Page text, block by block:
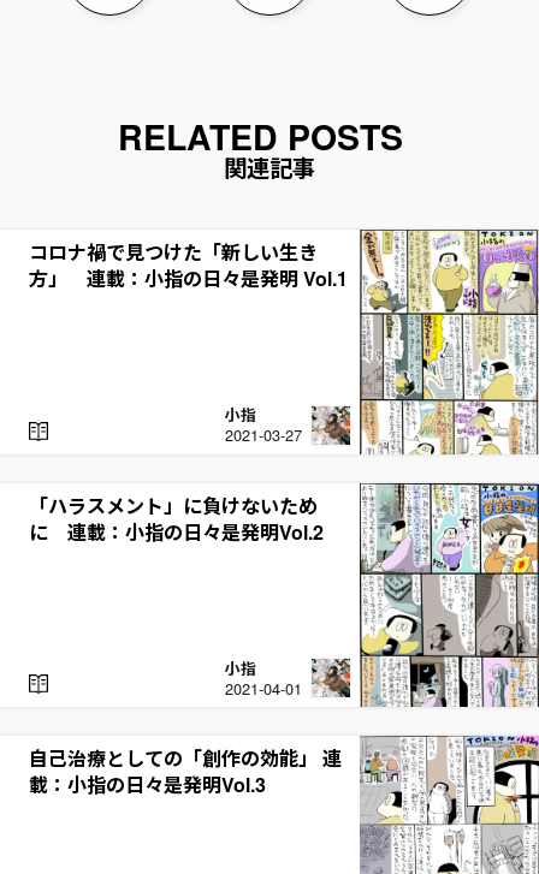
関連記事
コロナ禍で見つけた「新しい生き
方」 連載：小指の日々是発明 Vol.1
小指
2021-03-27
R
E
「ハラスメント」に負けないため
に 連載：小指の日々是発明Vol.2
小指
2021-04-01
R
E
自己治療としての「創作の効能」 連
載：小指の日々是発明Vol.3